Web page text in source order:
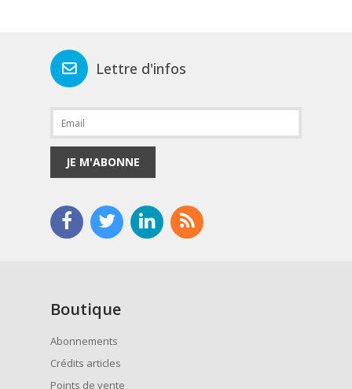
Lettre d'infos
JE M'ABONNE
Boutique
Abonnements
Crédits articles
Points de vente